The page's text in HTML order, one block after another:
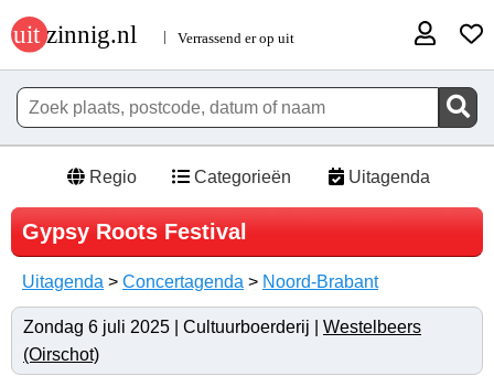
Regio Categorieën Uitagenda
Gypsy Roots Festival
Uitagenda > Concertagenda > Noord-Brabant
Zondag 6 juli 2025 | Cultuurboerderij | Westelbeers
(Oirschot)